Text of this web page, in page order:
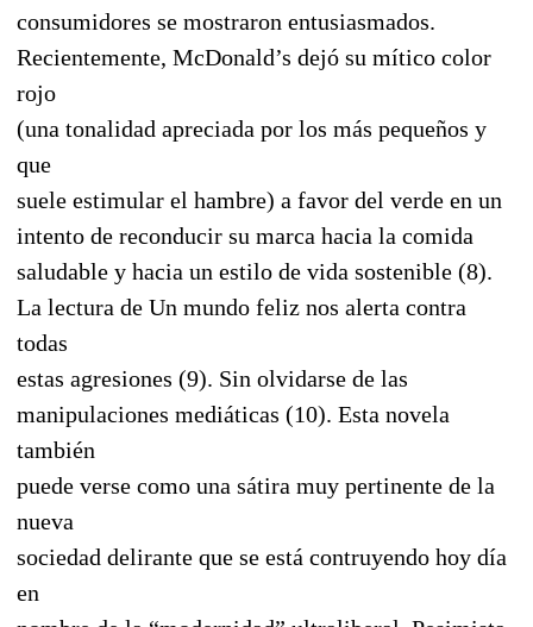
consumidores se mostraron entusiasmados.
Recientemente, McDonald’s dejó su mítico color
rojo
(una tonalidad apreciada por los más pequeños y
que
suele estimular el hambre) a favor del verde en un
intento de reconducir su marca hacia la comida
saludable y hacia un estilo de vida sostenible (8).
La lectura de Un mundo feliz nos alerta contra
todas
estas agresiones (9). Sin olvidarse de las
manipulaciones mediáticas (10). Esta novela
también
puede verse como una sátira muy pertinente de la
nueva
sociedad delirante que se está contruyendo hoy día
en